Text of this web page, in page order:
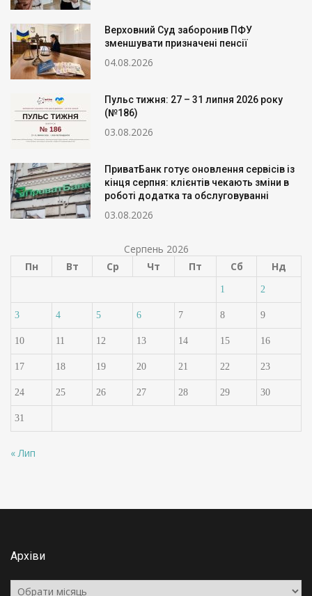
Верховний Суд заборонив ПФУ
зменшувати призначені пенсії
04.08.2026
Пульс тижня: 27 – 31 липня 2026 року
(№186)
03.08.2026
ПриватБанк готує оновлення сервісів із
кінця серпня: клієнтів чекають зміни в
роботі додатка та обслуговуванні
03.08.2026
Серпень 2026
Пн
Вт Ср Чт Пт Сб Нд
1 2
3 4 5 6 7 8 9
10 11 12 13 14 15 16
17 18 19 20 21 22 23
24 25 26 27 28 29 30
31
« Лип
Архіви
Архіви